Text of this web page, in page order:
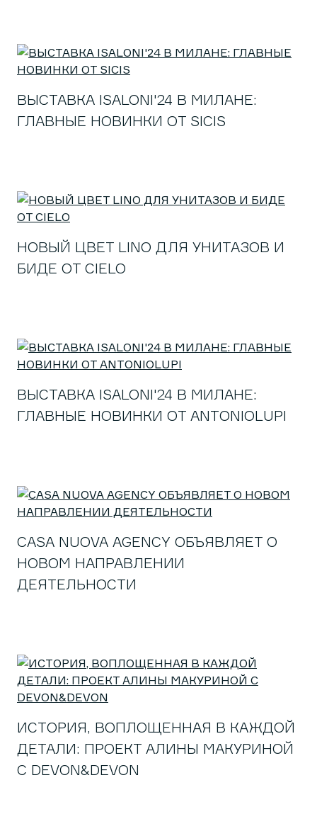
ВЫСТАВКА ISALONI'24 В МИЛАНЕ:
ГЛАВНЫЕ НОВИНКИ ОТ SICIS
НОВЫЙ ЦВЕТ LINO ДЛЯ УНИТАЗОВ И
БИДЕ ОТ CIELO
ВЫСТАВКА ISALONI'24 В МИЛАНЕ:
ГЛАВНЫЕ НОВИНКИ ОТ ANTONIOLUPI
CASA NUOVA AGENCY ОБЪЯВЛЯЕТ О
НОВОМ НАПРАВЛЕНИИ
ДЕЯТЕЛЬНОСТИ
ИСТОРИЯ, ВОПЛОЩЕННАЯ В КАЖДОЙ
ДЕТАЛИ: ПРОЕКТ АЛИНЫ МАКУРИНОЙ
С DEVON&DEVON